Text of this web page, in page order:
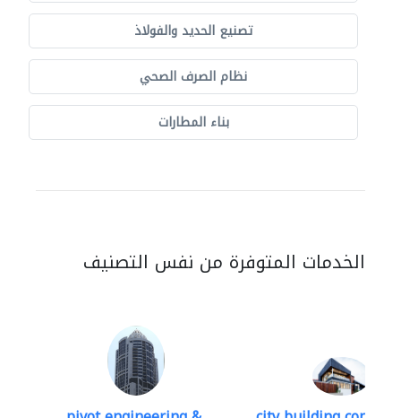
تصنيع الحديد والفولاذ
نظام الصرف الصحي
بناء المطارات
الخدمات المتوفرة من نفس التصنيف